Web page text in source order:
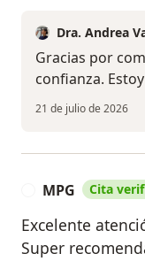
Dra. Andrea
Gracias por
confianza.
21 de julio de 2026
MPG Cita
Excelente
Super